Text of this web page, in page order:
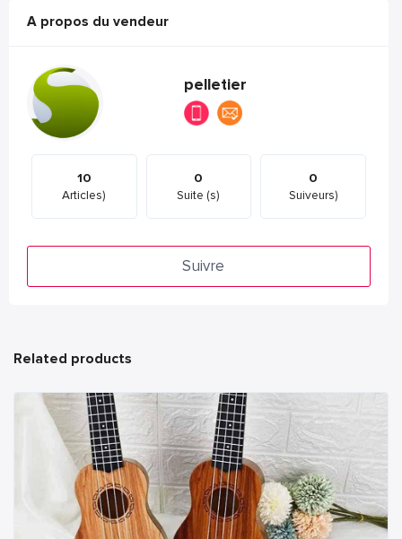
A propos du vendeur
pelletier
10
Articles)
0
Suite (s)
0
Suiveurs)
Suivre
Related products